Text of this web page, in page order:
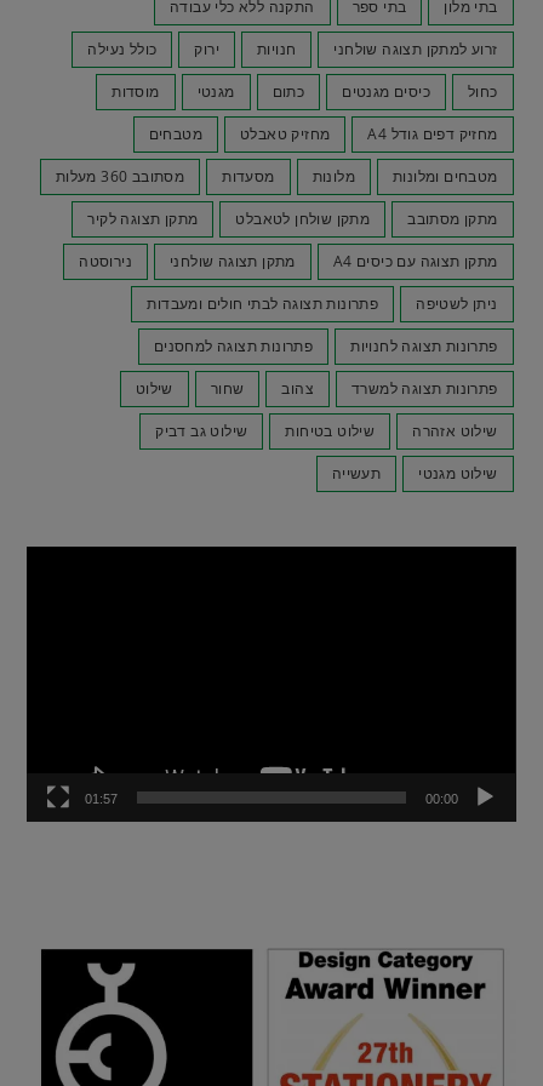
בתי מלון בתי ספר התקנה ללא כלי עבודה
זרוע למתקן תצוגה שולחני חנויות ירוק כולל נעילה
כחול כיסים מגנטים כתום מגנטי מוסדות
מחזיק דפים גודל A4 מחזיק טאבלט מטבחים
מטבחים ומלונות מלונות מסעדות מסתובב 360 מעלות
מתקן מסתובב מתקן שולחן לטאבלט מתקן תצוגה לקיר
מתקן תצוגה עם כיסים A4 מתקן תצוגה שולחני נירוסטה
ניתן לשטיפה פתרונות תצוגה לבתי חולים ומעבדות
פתרונות תצוגה לחנויות פתרונות תצוגה למחסנים
פתרונות תצוגה למשרד צהוב שחור שילוט
שילוט אזהרה שילוט בטיחות שילוט גב דביק
שילוט מגנטי תעשייה
00:00
01:57